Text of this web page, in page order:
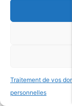
Traitement de vos
personnelles
1982